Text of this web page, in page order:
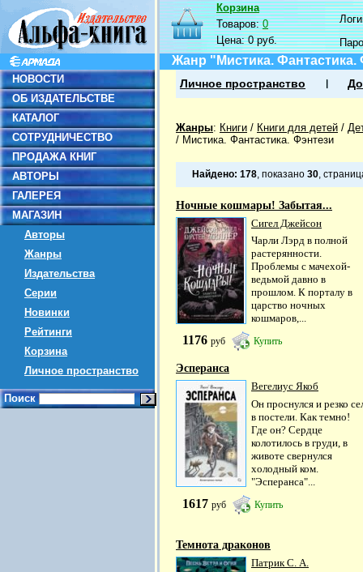
НОВОСТИ
ОБ ИЗДАТЕЛЬСТВЕ
КАТАЛОГ
СОТРУДНИЧЕСТВО
ПРОДАЖА КНИГ
АВТОРЫ
ГАЛЕРЕЯ
МАГАЗИН
Авторы
Жанры
Издательства
Серии
Новинки
Рейтинги
Корзина
Личное пространство
Поиск
Корзина
Товаров:0
Цена:0 руб.
Жанр "Мистика. Фантастика.
Личное пространство
Жанры: Книги / Книги для детей /
/ Мистика. Фантастика. Фэнтези
Найдено: 178, показано 30,
Ночные кошмары! Забытая...
Сигел Джейсон
Чарли Лэрд в полной
растерянности.
Проблемы с мачехой-
ведьмой давно в
прошлом. К порталу в
царство ночных
кошмаров,...
1176 руб Купить
Эсперанса
Вегелиус Якоб
Он проснулся и резко
в постели. Как темно!
Где он? Сердце
колотилось в груди, в
животе свернулся
холодный ком.
"Эсперанса"...
1617 руб Купить
Темнота драконов
Патрик С. А.